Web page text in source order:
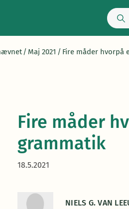
/ Maj 2021 / Fire måder hvorpå
Fire måder
grammatik
18.5.2021
NIELS G. VAN